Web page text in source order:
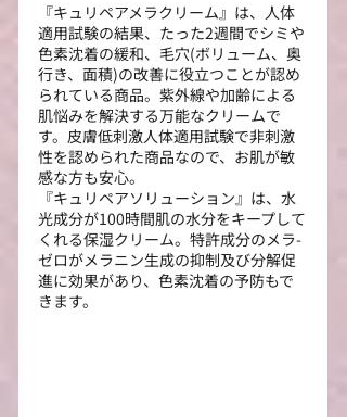
『キュリペアメラクリーム』は、人体
適用試験の結果、たった2週間でシミや
色素沈着の緩和、毛穴(ボリューム、奥
行き、面積)の改善に役立つことが認め
られている商品。紫外線や加齢による
肌悩みを解決する万能なクリームで
す。皮膚低刺激人体適用試験で非刺激
性を認められた商品なので、お肌が敏
感な方も安心。
『キュリペアソリューション』は、水
光成分が100時間肌の水分をキープして
くれる保湿クリーム。特許成分のメラ-
ゼロがメラニン生成の抑制及び分解促
進に効果があり、色素沈着の予防もで
きます。